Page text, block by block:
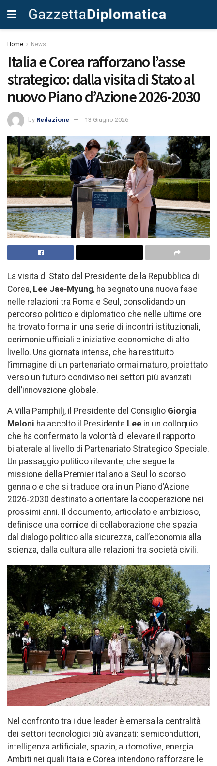
Home News
Italia e Corea rafforzano l’asse
strategico: dalla visita di Stato al
nuovo Piano d’Azione 2026-2030
by Redazione 13 Giugno 2026
La visita di Stato del Presidente della Repubblica di
Corea, Lee Jae‑Myung, ha segnato una nuova fase
nelle relazioni tra Roma e Seul, consolidando un
percorso politico e diplomatico che nelle ultime ore
ha trovato forma in una serie di incontri istituzionali,
cerimonie ufficiali e iniziative economiche di alto
livello. Una giornata intensa, che ha restituito
l’immagine di un partenariato ormai maturo, proiettato
verso un futuro condiviso nei settori più avanzati
dell’innovazione globale.
A Villa Pamphilj, il Presidente del Consiglio Giorgia
Meloni ha accolto il Presidente Lee in un colloquio
che ha confermato la volontà di elevare il rapporto
bilaterale al livello di Partenariato Strategico Speciale.
Un passaggio politico rilevante, che segue la
missione della Premier italiano a Seul lo scorso
gennaio e che si traduce ora in un Piano d’Azione
2026‑2030 destinato a orientare la cooperazione nei
prossimi anni. Il documento, articolato e ambizioso,
definisce una cornice di collaborazione che spazia
dal dialogo politico alla sicurezza, dall’economia alla
scienza, dalla cultura alle relazioni tra società civili.
Nel confronto tra i due leader è emersa la centralità
dei settori tecnologici più avanzati: semiconduttori,
intelligenza artificiale, spazio, automotive, energia.
Ambiti nei quali Italia e Corea intendono rafforzare le